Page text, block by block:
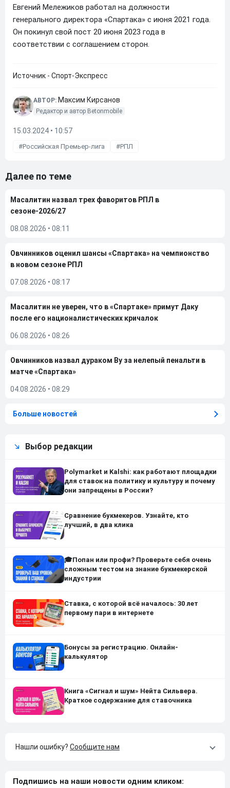
Евгений Мележиков работал на должности
генерального директора «Спартака» с июня 2021 года.
Он покинул свой пост 20 июня 2023 года в
соответствии с соглашением сторон.
Источник - Спорт-Экспресс
АВТОР: Максим Кирсанов
Редактор и автор Betonmobile
15.03.2024 • 10:57
Российская Премьер-лига РПЛ
Далее по теме
Масалитин назвал трех фаворитов РПЛ в
сезоне-2026/27
08.08.2026 • 08:11
Овчинников оценил шансы «Спартака» на чемпионство
в новом сезоне РПЛ
07.08.2026 • 08:17
Масалитин не уверен, что в «Спартаке» примут Даку
после его националистических кричалок
06.08.2026 • 08:26
Овчинников назвал дураком Ву за нелепый пенальти в
матче «Спартака»
04.08.2026 • 08:29
Больше новостей
Выбор редакции
Polymarket и Kalshi: как работают площадки
для ставок на политику и культуру и почему
они запрещены в России?
Сравнение букмекеров. Узнайте, кто
лучший, в два клика
🎓Попан или профи? Проверьте себя очень
сложным тестом на знание букмекерской
индустрии
Ставка, с которой всё началось: 30 лет
первому пари в интернете
Бонусы за регистрацию. Онлайн-
калькулятор
Книга «Сигнал и шум» Нейта Сильвера.
Краткое содержание для ставочника
Нашли ошибку? Сообщите нам
Подпишись на наши новости одним кликом: